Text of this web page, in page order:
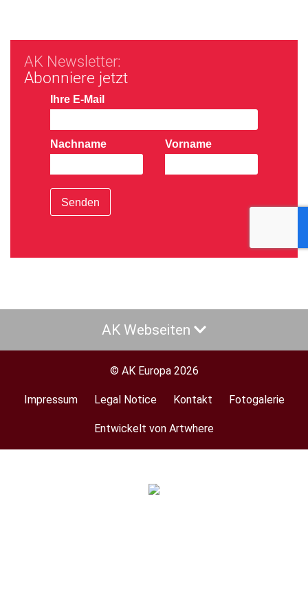
AK Newsletter:
Abonniere jetzt
Ihre E-Mail
Nachname Vorname
Senden
AK Webseiten
© AK Europa 2026
Footer
Impressum Legal Notice Kontakt Fotogalerie
Entwickelt von Artwhere